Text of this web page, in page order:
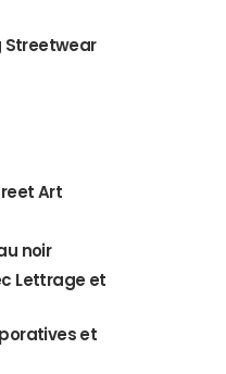
Streetwear
Art
noir
Lettrage et
et